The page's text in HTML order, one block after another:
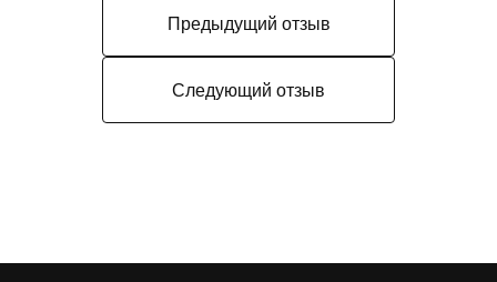
Предыдущий отзыв
Следующий отзыв